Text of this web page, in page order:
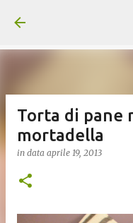
Torta di pane
mortadella
in data aprile 19, 2013